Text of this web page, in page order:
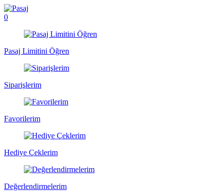
0
Pasaj Limitini Öğren
Siparişlerim
Favorilerim
Hediye Çeklerim
Değerlendirmelerim